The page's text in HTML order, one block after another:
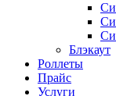
Блэкаут
Роллеты
Прайс
Услуги